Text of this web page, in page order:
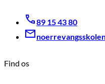
89 15 43 80
Find os